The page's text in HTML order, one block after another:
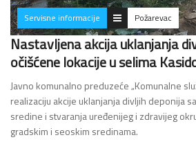
Servisne informacije Požarevac
Nastavljena akcija uklanjanja
očišćene lokacije u selima
Javno komunalno preduzeće „Komunalne
realizaciju akcije uklanjanja divljih deponija
sredine i stvaranja uređenijeg i zdravijeg
gradskim i seoskim sredinama.